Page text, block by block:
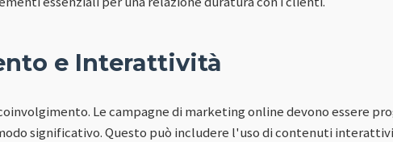
e Interattività
Le campagne di marketing online devono essere
significativo. Questo può includere l'uso di contenuti